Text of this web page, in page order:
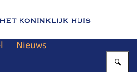
van Het Koninklijk Huis
Nieuws